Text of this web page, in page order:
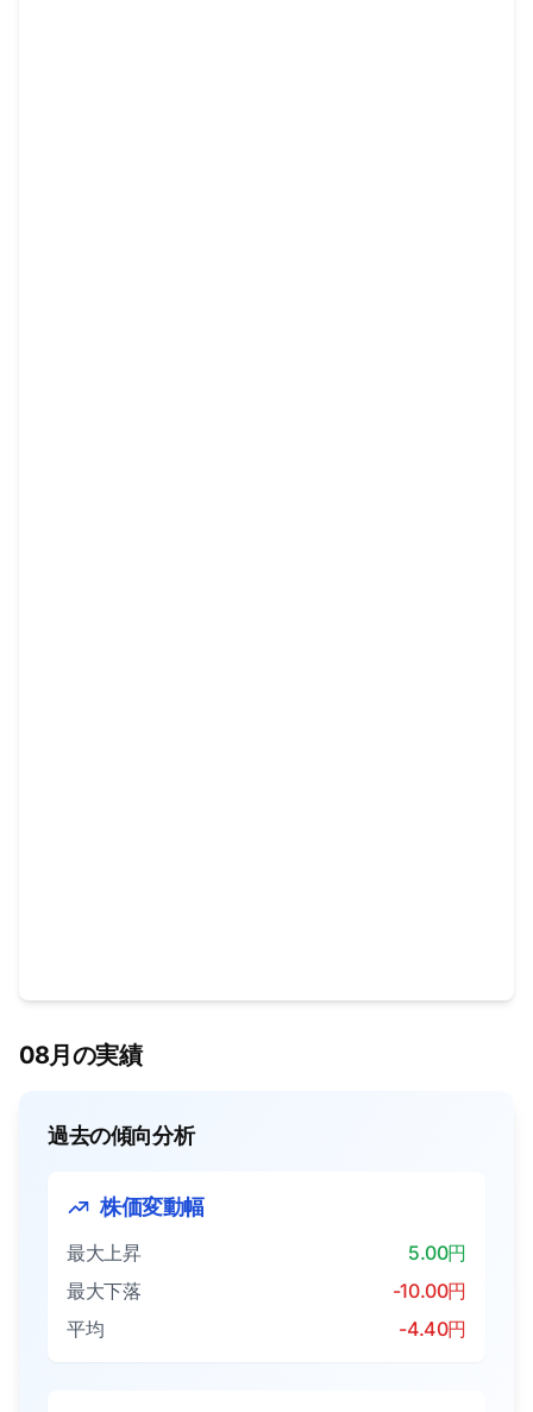
08月の実績
過去の傾向分析
株価変動幅
最大上昇
5.00円
最大下落
-10.00円
平均
-4.40円